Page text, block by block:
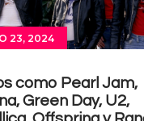
23, 2024
como Pearl Jam,
Green Day, U2,